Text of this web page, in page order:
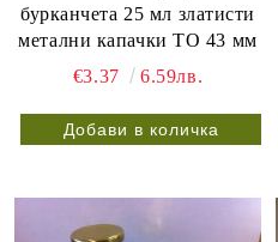
бурканчета 25 мл златисти
метални капачки ТО 43 мм
€3.37
6.59лв.